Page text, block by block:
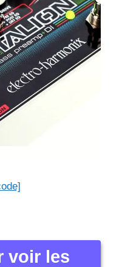
voir les